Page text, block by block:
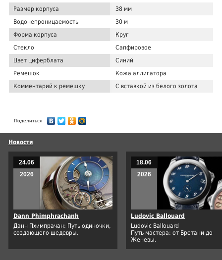
Размер корпуса
38 мм
Водонепроницаемость
30 м
Форма корпуса
Круг
Стекло
Сапфировое
Цвет циферблата
Синий
Ремешок
Кожа аллигатора
Комментарий к ремешку
С вставкой из белого золота
Поделиться
Новости
24.06
2026
Dann Phimphrachanh
Данн Пхимпрачан: Путь одиночки,
создающего шедевры.
18.06
2026
Ludovic Ballouard
Ludovic Ballouard
Путь мастера: от Бретани до
Женевы.